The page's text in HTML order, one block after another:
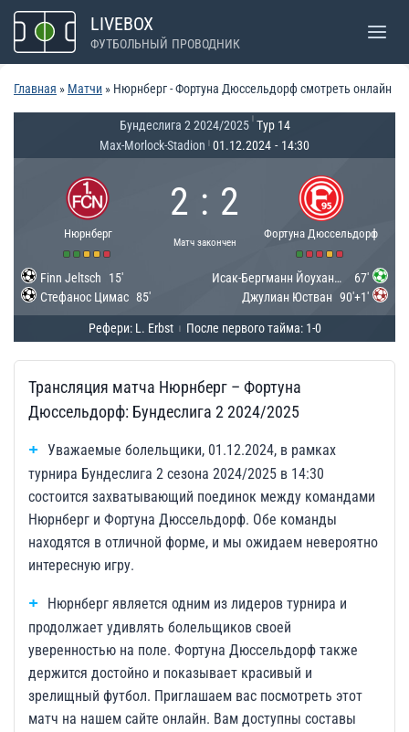
Перейти
содержимому
LIVEBOX
ФУТБОЛЬНЫЙ ПРОВОДНИК
Главная » Матчи » Нюрнберг - Фортуна Дюссельдорф смотреть онлайн
Бундеслига 2 2024/2025 Тур 14
Max-Morlock-Stadion 01.12.2024 - 14:30
Нюрнберг
2 : 2
Матч закончен
Фортуна Дюссельдорф
Finn Jeltsch
15'
Стефанос Цимас 85'
Исак-Бергманн Йоуханнессон
67'
Джулиан Юстван 90'+1'
Рефери: L. Erbst После первого тайма: 1-0
Трансляция матча Нюрнберг – Фортуна
Дюссельдорф: Бундеслига 2 2024/2025
Уважаемые болельщики, 01.12.2024, в рамках
турнира Бундеслига 2 сезона 2024/2025 в 14:30
состоится захватывающий поединок между командами
Нюрнберг и Фортуна Дюссельдорф. Обе команды
находятся в отличной форме, и мы ожидаем невероятно
интересную игру.
Нюрнберг является одним из лидеров турнира и
продолжает удивлять болельщиков своей
уверенностью на поле. Фортуна Дюссельдорф также
держится достойно и показывает красивый и
зрелищный футбол. Приглашаем вас посмотреть этот
матч на нашем сайте онлайн. Вам доступны составы